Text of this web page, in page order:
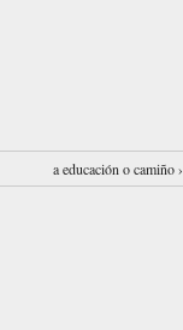
a educación o camiño ›